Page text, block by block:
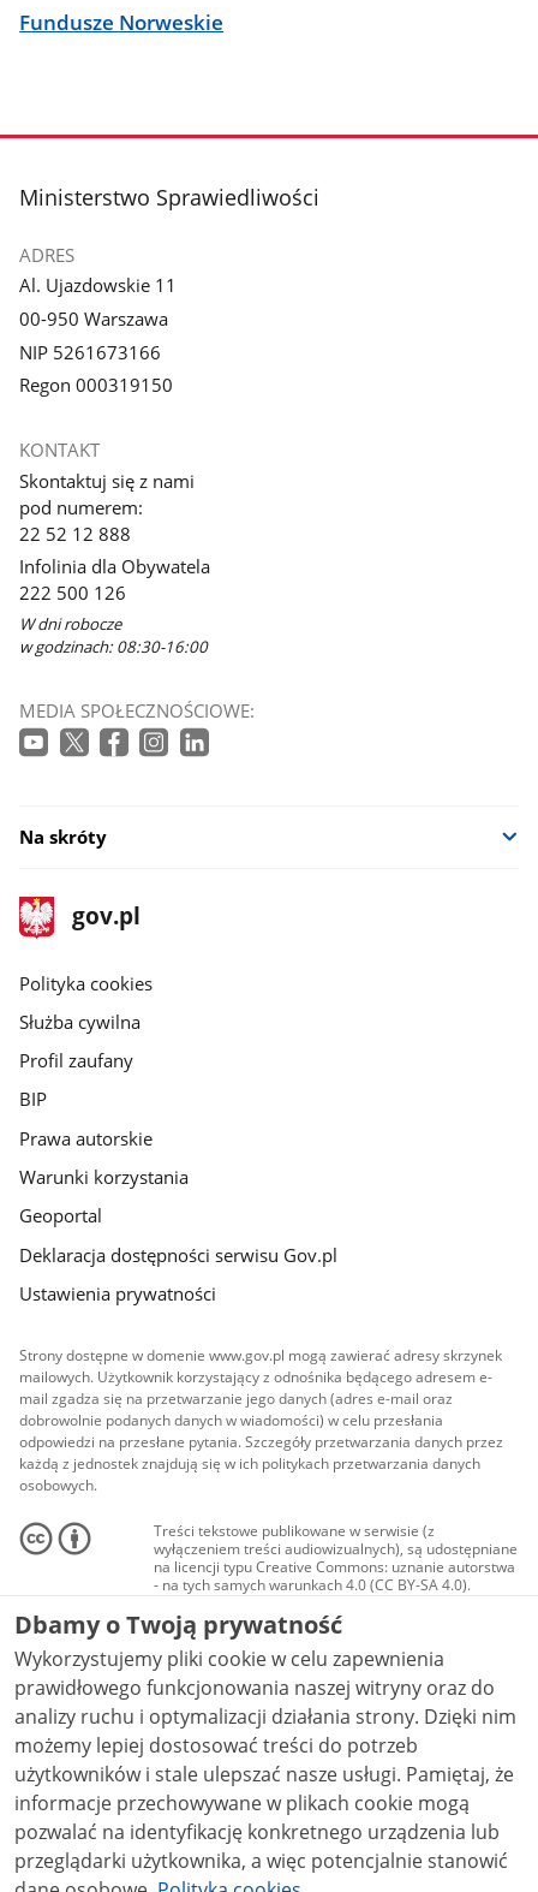
Fundusze Norweskie
stopka
Ministerstwo Sprawiedliwości
ADRES
Al. Ujazdowskie 11
00-950 Warszawa
NIP 5261673166
Regon 000319150
KONTAKT
Skontaktuj się z nami
pod numerem:
22 52 12 888
Infolinia dla Obywatela
222 500 126
W dni robocze
w godzinach: 08:30-16:00
MEDIA SPOŁECZNOŚCIOWE:
Na skróty
stopka
gov.pl
Strona
gov.pl
gov.pl
Polityka cookies
Służba cywilna
Profil zaufany
BIP
Prawa autorskie
Warunki korzystania
Geoportal
Deklaracja dostępności serwisu Gov.pl
Ustawienia prywatności
Strony dostępne w domenie www.gov.pl mogą zawierać adresy skrzynek
mailowych. Użytkownik korzystający z odnośnika będącego adresem e-
mail zgadza się na przetwarzanie jego danych (adres e-mail oraz
dobrowolnie podanych danych w wiadomości) w celu przesłania
odpowiedzi na przesłane pytania. Szczegóły przetwarzania danych przez
każdą z jednostek znajdują się w ich politykach przetwarzania danych
osobowych.
Treści tekstowe publikowane w serwisie (z
wyłączeniem treści audiowizualnych), są udostępniane
na licencji typu Creative Commons: uznanie autorstwa
- na tych samych warunkach 4.0 (CC BY-SA 4.0).
Materiały audiowizualne, w tym zdjęcia, materiały
audio i wideo, są udostępniane na licencji typu
Creative Commons: uznanie autorstwa użycie
niekomercyjne - bez utworów zależnych 4.0 (CC BY-
NC-ND 4.0), o ile nie jest to stwierdzone inaczej.
Dbamy o Twoją prywatność
Wykorzystujemy pliki cookie w celu zapewnienia
prawidłowego funkcjonowania naszej witryny oraz do
analizy ruchu i optymalizacji działania strony. Dzięki nim
możemy lepiej dostosować treści do potrzeb
użytkowników i stale ulepszać nasze usługi. Pamiętaj, że
informacje przechowywane w plikach cookie mogą
pozwalać na identyfikację konkretnego urządzenia lub
przeglądarki użytkownika, a więc potencjalnie stanowić